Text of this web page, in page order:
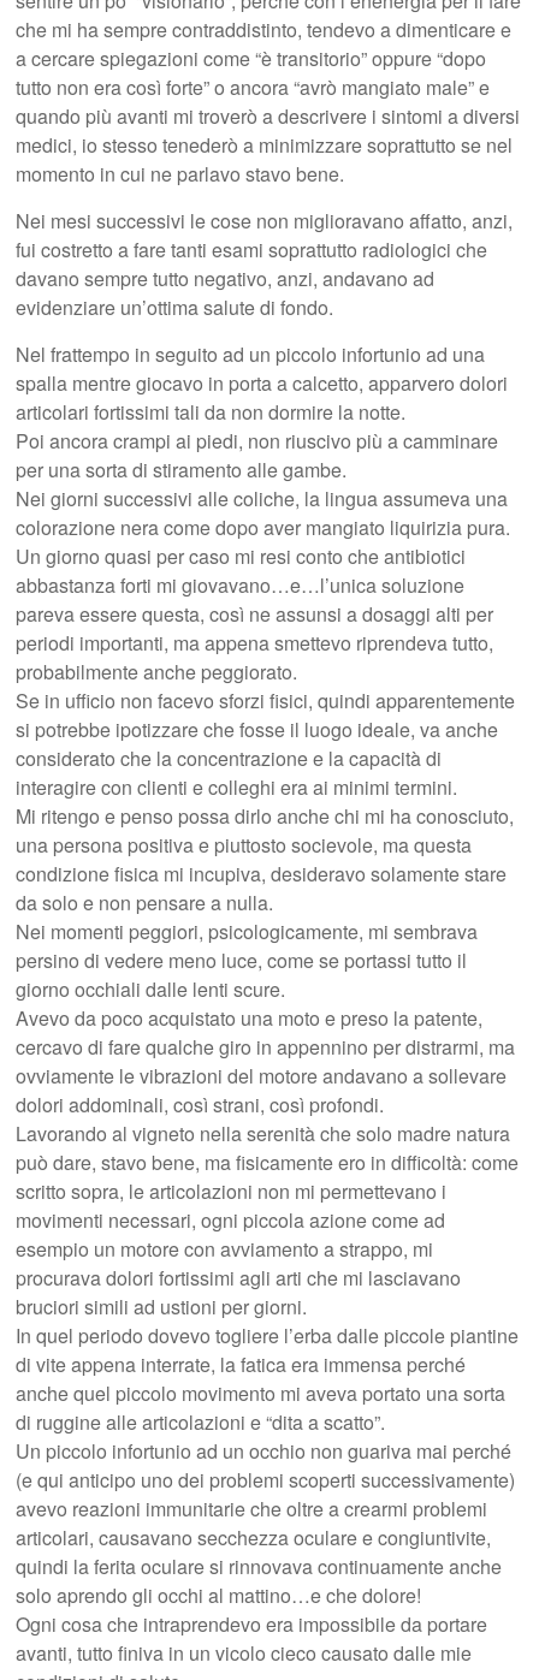
che mi ha sempre contraddistinto, tendevo a dimenticare e
a cercare spiegazioni come “è transitorio” oppure “dopo
tutto non era così forte” o ancora “avrò mangiato male” e
quando più avanti mi troverò a descrivere i sintomi a diversi
medici, io stesso tenederò a minimizzare soprattutto se nel
momento in cui ne parlavo stavo bene.
Nei mesi successivi le cose non miglioravano affatto, anzi,
fui costretto a fare tanti esami soprattutto radiologici che
davano sempre tutto negativo, anzi, andavano ad
evidenziare un’ottima salute di fondo.
Nel frattempo in seguito ad un piccolo infortunio ad una
spalla mentre giocavo in porta a calcetto, apparvero dolori
articolari fortissimi tali da non dormire la notte.
Poi ancora crampi ai piedi, non riuscivo più a camminare
per una sorta di stiramento alle gambe.
Nei giorni successivi alle coliche, la lingua assumeva una
colorazione nera come dopo aver mangiato liquirizia pura.
Un giorno quasi per caso mi resi conto che antibiotici
abbastanza forti mi giovavano…e…l’unica soluzione
pareva essere questa, così ne assunsi a dosaggi alti per
periodi importanti, ma appena smettevo riprendeva tutto,
probabilmente anche peggiorato.
Se in ufficio non facevo sforzi fisici, quindi apparentemente
si potrebbe ipotizzare che fosse il luogo ideale, va anche
considerato che la concentrazione e la capacità di
interagire con clienti e colleghi era ai minimi termini.
Mi ritengo e penso possa dirlo anche chi mi ha conosciuto,
una persona positiva e piuttosto socievole, ma questa
condizione fisica mi incupiva, desideravo solamente stare
da solo e non pensare a nulla.
Nei momenti peggiori, psicologicamente, mi sembrava
persino di vedere meno luce, come se portassi tutto il
giorno occhiali dalle lenti scure.
Avevo da poco acquistato una moto e preso la patente,
cercavo di fare qualche giro in appennino per distrarmi, ma
ovviamente le vibrazioni del motore andavano a sollevare
dolori addominali, così strani, così profondi.
Lavorando al vigneto nella serenità che solo madre natura
può dare, stavo bene, ma fisicamente ero in difficoltà: come
scritto sopra, le articolazioni non mi permettevano i
movimenti necessari, ogni piccola azione come ad
esempio un motore con avviamento a strappo, mi
procurava dolori fortissimi agli arti che mi lasciavano
bruciori simili ad ustioni per giorni.
In quel periodo dovevo togliere l’erba dalle piccole piantine
di vite appena interrate, la fatica era immensa perché
anche quel piccolo movimento mi aveva portato una sorta
di ruggine alle articolazioni e “dita a scatto”.
Un piccolo infortunio ad un occhio non guariva mai perché
(e qui anticipo uno dei problemi scoperti successivamente)
avevo reazioni immunitarie che oltre a crearmi problemi
articolari, causavano secchezza oculare e congiuntivite,
quindi la ferita oculare si rinnovava continuamente anche
solo aprendo gli occhi al mattino…e che dolore!
Ogni cosa che intraprendevo era impossibile da portare
avanti, tutto finiva in un vicolo cieco causato dalle mie